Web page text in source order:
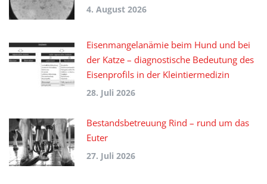
4. August 2026
Eisenmangelanämie beim Hund und bei
der Katze – diagnostische Bedeutung des
Eisenprofils in der Kleintiermedizin
28. Juli 2026
Bestandsbetreuung Rind – rund um das
Euter
27. Juli 2026